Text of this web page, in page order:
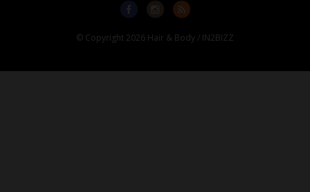
© Copyright 2026 Hair & Body / IN2BIZZ